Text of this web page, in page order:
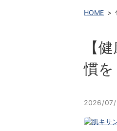
HOME
【
慣
2026/07/